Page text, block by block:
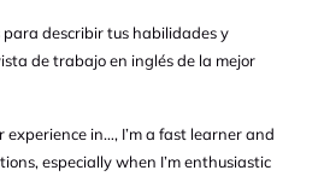
para describir tus habilidades y
de trabajo en inglés de la mejor
in…, I’m a fast learner and
especially when I’m enthusiastic